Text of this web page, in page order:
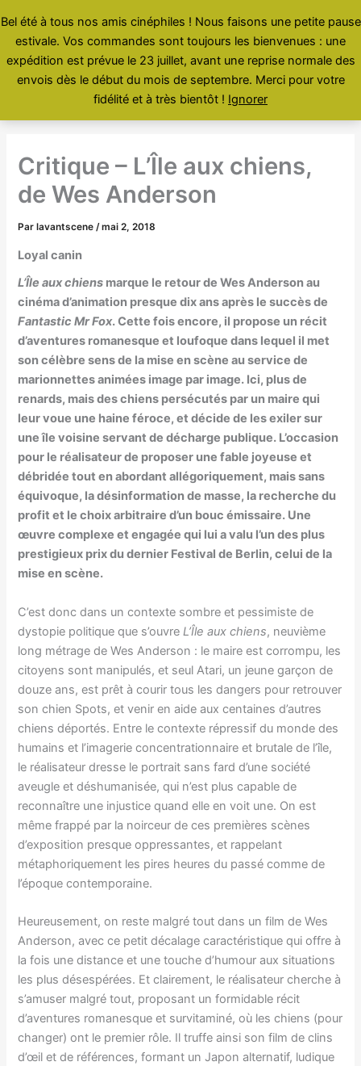
Bel été à tous nos amis cinéphiles ! Nous faisons une petite pause
estivale. Vos commandes sont toujours les bienvenues : une
expédition est prévue le 23 juillet, avant une reprise normale des
envois dès le début du mois de septembre. Merci pour votre
fidélité et à très bientôt ! Ignorer
au
contenu
Menu
Critique – L’Île aux chiens,
de Wes Anderson
Parlavantscene /mai 2, 2018
Loyal canin
L’Île aux chiens marque le retour de Wes Anderson au
cinéma d’animation presque dix ans après le succès de
Fantastic Mr Fox. Cette fois encore, il propose un récit
d’aventures romanesque et loufoque dans lequel il met
son célèbre sens de la mise en scène au service de
marionnettes animées image par image. Ici, plus de
renards, mais des chiens persécutés par un maire qui
leur voue une haine féroce, et décide de les exiler sur
une île voisine servant de décharge publique. L’occasion
pour le réalisateur de proposer une fable joyeuse et
débridée tout en abordant allégoriquement, mais sans
équivoque, la désinformation de masse, la recherche du
profit et le choix arbitraire d’un bouc émissaire. Une
œuvre complexe et engagée qui lui a valu l’un des plus
prestigieux prix du dernier Festival de Berlin, celui de la
mise en scène.
C’est donc dans un contexte sombre et pessimiste de
dystopie politique que s’ouvreL’Île aux chiens, neuvième
long métrage de Wes Anderson : le maire est corrompu, les
citoyens sont manipulés, et seul Atari, un jeune garçon de
douze ans, est prêt à courir tous les dangers pour retrouver
son chien Spots, et venir en aide aux centaines d’autres
chiens déportés. Entre le contexte répressif du monde des
humains et l’imagerie concentrationnaire et brutale de l’île,
le réalisateur dresse le portrait sans fard d’une société
aveugle et déshumanisée, qui n’est plus capable de
reconnaître une injustice quand elle en voit une. On est
même frappé par la noirceur de ces premières scènes
d’exposition presque oppressantes, et rappelant
métaphoriquement les pires heures du passé comme de
l’époque contemporaine.
Heureusement, on reste malgré tout dans un film de Wes
Anderson, avec ce petit décalage caractéristique qui offre à
la fois une distance et une touche d’humour aux situations
les plus désespérées. Et clairement, le réalisateur cherche à
s’amuser malgré tout, proposant un formidable récit
d’aventures romanesque et survitaminé, où les chiens (pour
changer) ont le premier rôle. Il truffe ainsi son film de clins
d’œil et de références, formant un Japon alternatif, ludique